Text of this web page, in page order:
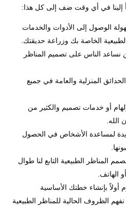
إلينا في أي وقت ضف إلى كل هذا:
الوصول إلى الأدوات والخدمات
الخاصة بك وزراعة حديقتك.
الناس على تصميم المناظر
المنزلية والعامة في جميع
أو خدمات تصميم والكثير من
الله.
لمساعدة الأشخاص في الحصول
المناظر الطبيعية التابع لنا طوال
الهاتف.
أولاً بإنشاء خطتك الأساسية
الظروف الحالية للمناظر الطبيعية